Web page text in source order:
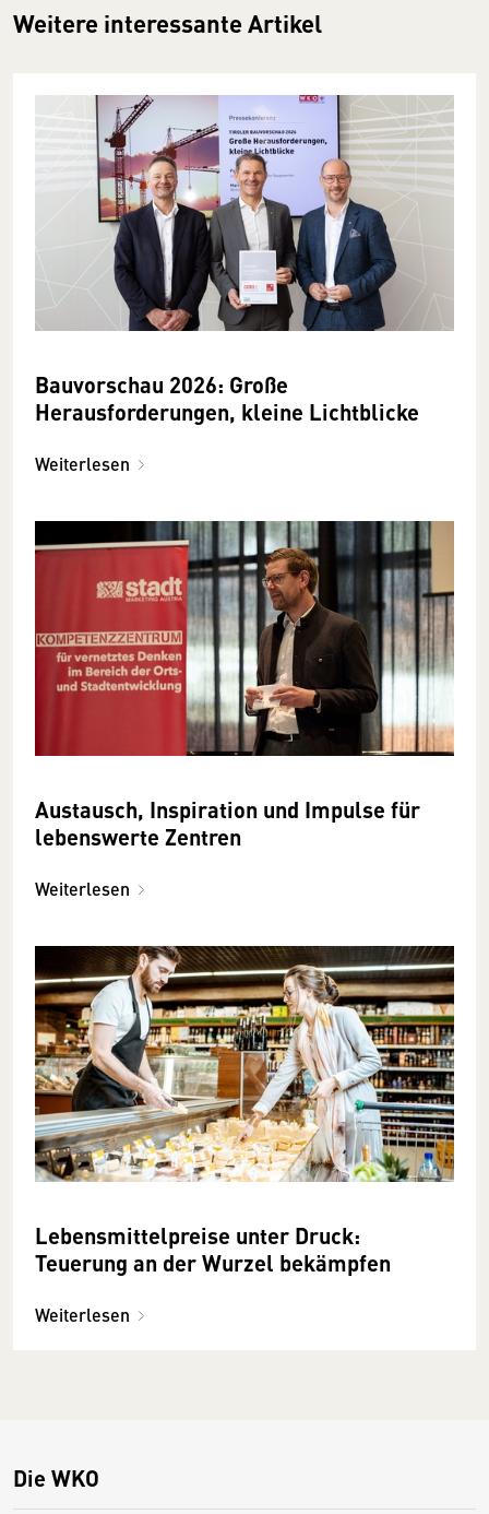
Weitere interessante Artikel
Bauvorschau 2026: Große
Herausforderungen, kleine Lichtblicke
Weiterlesen
Austausch, Inspiration und Impulse für
lebenswerte Zentren
Weiterlesen
Lebensmittelpreise unter Druck:
Teuerung an der Wurzel bekämpfen
Weiterlesen
Die WKO